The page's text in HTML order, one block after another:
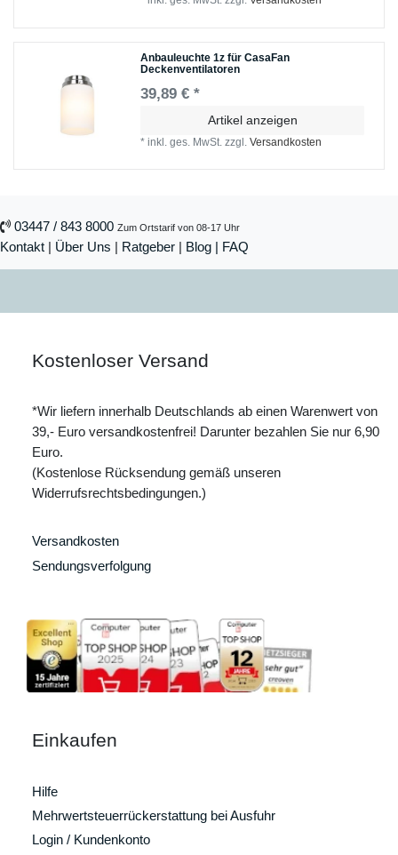
Anbauleuchte 1z für CasaFan
Deckenventilatoren
39,89 € *
Artikel anzeigen
*inkl. ges. MwSt. zzgl.Versandkosten
03447 / 843 8000 Zum Ortstarif von 08-17 Uhr
Kontakt | Über Uns | Ratgeber | Blog | FAQ
Kostenloser Versand
*Wir liefern innerhalb Deutschlands ab einen Warenwert von
39,- Euro versandkostenfrei! Darunter bezahlen Sie nur 6,90
Euro.
(Kostenlose Rücksendung gemäß unseren
Widerrufsrechtsbedingungen.)
Versandkosten
Sendungsverfolgung
Einkaufen
Hilfe
Mehrwertsteuerrückerstattung bei Ausfuhr
Login / Kundenkonto